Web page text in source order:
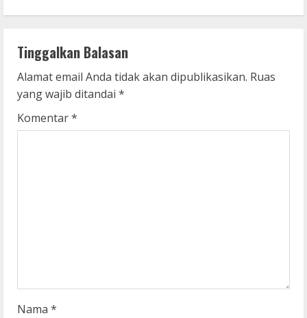
i
n
u
e
R
g
Tinggalkan Balasan
Alamat email Anda tidak akan dipublikasikan. Ruas
yang wajib ditandai *
Komentar*
Nama *